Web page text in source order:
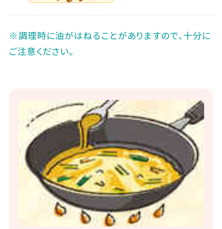
※調理時に油がはねることがありますので、十分に
ご注意ください。